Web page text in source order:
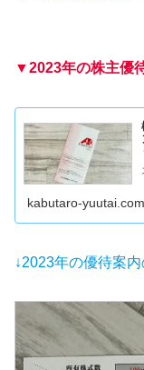
▼2023年の株主優
kabutaro-yuutai.com
↓2023年の優待案